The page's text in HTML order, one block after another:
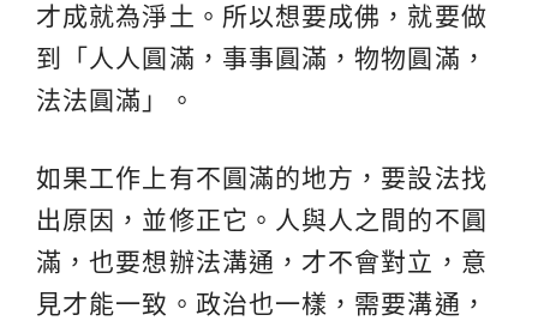
才成就為淨土。所以想要成佛，就要做
到「人人圓滿，事事圓滿，物物圓滿，
法法圓滿」。
如果工作上有不圓滿的地方，要設法找
出原因，並修正它。人與人之間的不圓
滿，也要想辦法溝通，才不會對立，意
見才能一致。政治也一樣，需要溝通，